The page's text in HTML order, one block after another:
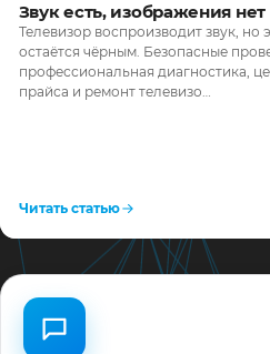
Звук есть, изображения нет
Телевизор воспроизводит звук, но
остаётся чёрным. Безопасные
профессиональная диагностика,
прайса и ремонт телевизо…
Читать статью